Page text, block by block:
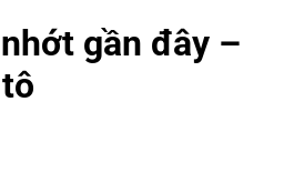
gần đây –